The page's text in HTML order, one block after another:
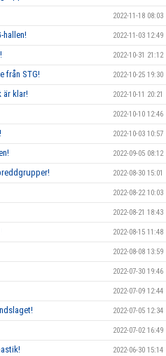
2022-11-18 08:03
hallen! 2022-11-03 12:49
2022-10-31 21:12
från STG! 2022-10-25 19:30
är klar! 2022-10-11 20:21
2022-10-10 12:46
2022-10-03 10:57
2022-09-05 08:12
2022-08-30 15:01
2022-08-22 10:03
2022-08-21 18:43
2022-08-15 11:48
2022-08-08 13:59
2022-07-30 19:46
2022-07-09 12:44
2022-07-05 12:34
2022-07-02 16:49
2022-06-30 15:14